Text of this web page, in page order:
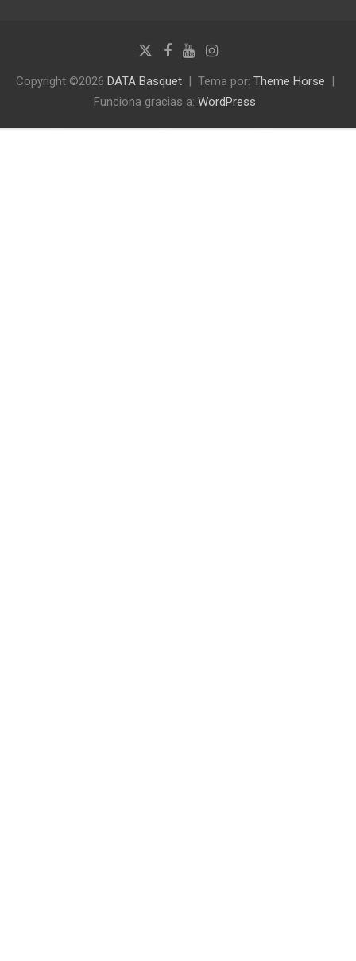
Copyright ©2026 DATA Basquet Tema por: Theme Horse
Funciona gracias a: WordPress